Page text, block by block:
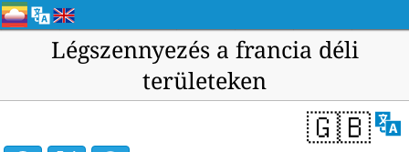
Légszennyezés a francia déli
területeken
🇬🇧